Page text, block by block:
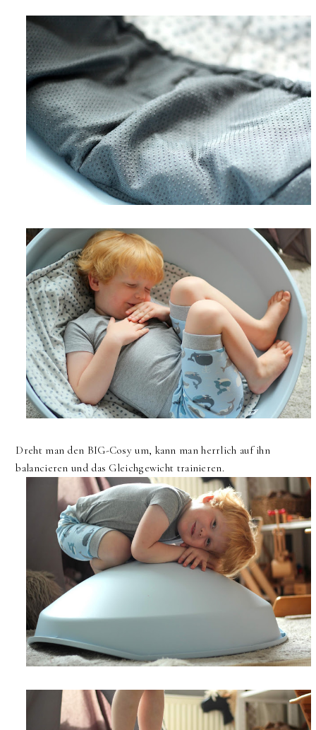
Dreht man den BIG-Cosy um, kann man herrlich auf ihn
balancieren und das Gleichgewicht trainieren.